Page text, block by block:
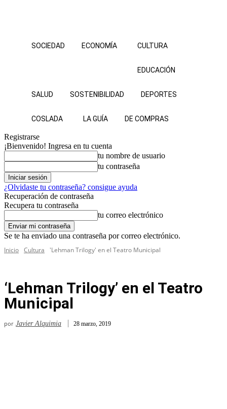
SOCIEDAD ECONOMÍA CULTURA
EDUCACIÓN
SALUD SOSTENIBILIDAD DEPORTES
COSLADA LA GUÍA DE COMPRAS
Registrarse
¡Bienvenido! Ingresa en tu cuenta
tu nombre de usuario
tu contraseña
¿Olvidaste tu contraseña? consigue ayuda
Recuperación de contraseña
Recupera tu contraseña
tu correo electrónico
Se te ha enviado una contraseña por correo electrónico.
Inicio Cultura 'Lehman Trilogy' en el Teatro Municipal
‘Lehman Trilogy’ en el Teatro
Municipal
por Javier Alquimia 28 marzo, 2019